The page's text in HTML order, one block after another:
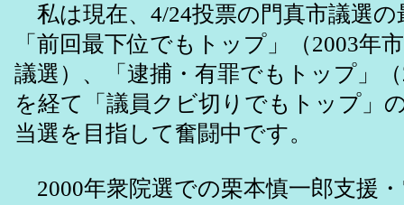
私は現在、4/24投票の門真市議選の
「前回最下位でもトップ」（2003年市
議選）、「逮捕・有罪でもトップ」
を経て「議員クビ切りでもトップ」
当選を目指して奮闘中です。
2000年衆院選での栗本慎一郎支援